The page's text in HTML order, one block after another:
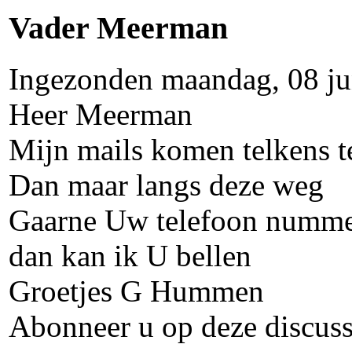
Vader Meerman
Ingezonden maandag, 08
Heer Meerman
Mijn mails komen telkens
Dan maar langs deze weg
Gaarne Uw telefoon
dan kan ik U bellen
Groetjes G Hummen
Abonneer u op deze